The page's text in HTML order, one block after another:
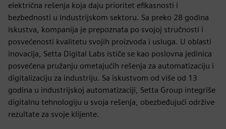
električna rešenja koja daju prioritet efikasnosti i
bezbednosti u industrijskom sektoru. Sa preko 28 godina
iskustva, kompanija je prepoznata po svojoj stručnosti i
posvećenosti kvalitetu svojih proizvoda i usluga. U oblasti
inovacija, Setta Digital Labs ističe se kao poslovna jedinica
posvećena pružanju ometajućih rešenja za automatizaciju i
digitalizaciju za industriju. Sa iskustvom od više od 13
godina u industrijskoj automatizaciji, Setta Group integriše
digitalnu tehnologiju u svoja rešenja, obezbeđujući održive
rezultate za svoje klijente.